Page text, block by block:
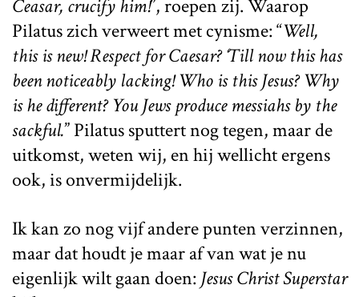
Ceasar, crucify him!”, roepen zij. Waarop
Pilatus zich verweert met cynisme: “Well,
this is new! Respect for Caesar? ‘Till now this has
been noticeably lacking! Who is this Jesus? Why
is he different? You Jews produce messiahs by the
sackful.” Pilatus sputtert nog tegen, maar de
uitkomst, weten wij, en hij wellicht ergens
ook, is onvermijdelijk.
Ik kan zo nog vijf andere punten verzinnen,
maar dat houdt je maar af van wat je nu
eigenlijk wilt gaan doen: Jesus Christ Superstar